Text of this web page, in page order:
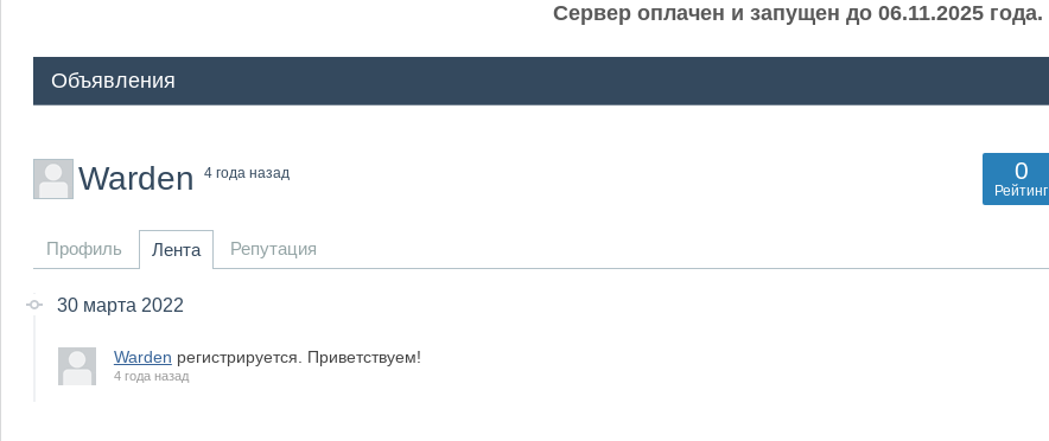
Сервер оплачен и запущен до 06.11.2025 года.
Объявления
Warden 4 года назад 0
Рейтинг
Профиль Лента Репутация
30 марта 2022
Warden регистрируется. Приветствуем!
4 года назад